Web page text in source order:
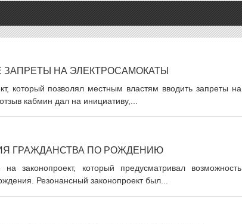
НА ЭЛЕКТРОСАМОКАТЫ
который позволял местным властям вводить запреты на
кабмин дал на инициативу,...
ГРАЖДАНСТВА ПО РОЖДЕНИЮ
законопроект, который предусматривал возможность
Резонансный законопроект был...